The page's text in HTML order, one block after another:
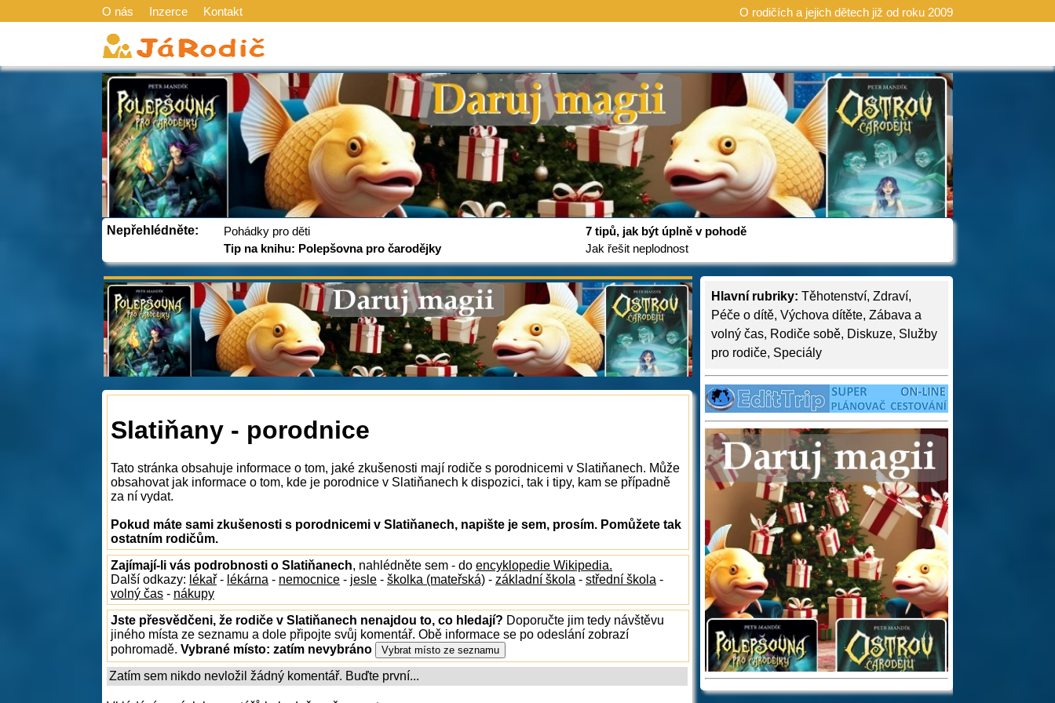
O nás Inzerce Kontakt O rodičích a jejich dětech již od roku 2009
Nepřehlédněte:
Pohádky pro děti
Tip na knihu: Polepšovna pro čarodějky
7 tipů, jak být úplně v pohodě
Jak řešit neplodnost
Hlavní rubriky: Těhotenství, Zdraví,
Péče o dítě, Výchova dítěte, Zábava a
volný čas, Rodiče sobě, Diskuze, Služby
pro rodiče, Speciály
Slatiňany - porodnice
Tato stránka obsahuje informace o tom, jaké zkušenosti mají rodiče s porodnicemi v Slatiňanech. Může
obsahovat jak informace o tom, kde je porodnice v Slatiňanech k dispozici, tak i tipy, kam se případně
za ní vydat.
Pokud máte sami zkušenosti s porodnicemi v Slatiňanech, napište je sem, prosím. Pomůžete tak
ostatním rodičům.
Zajímají-li vás podrobnosti o Slatiňanech, nahlédněte sem - do encyklopedie Wikipedia.
Další odkazy: lékař - lékárna - nemocnice - jesle - školka (mateřská) - základní škola - střední škola -
volný čas - nákupy
Jste přesvědčeni, že rodiče v Slatiňanech nenajdou to, co hledají? Doporučte jim tedy návštěvu
jiného místa ze seznamu a dole připojte svůj komentář. Obě informace se po odeslání zobrazí
pohromadě. Vybrané místo: zatím nevybráno
Zatím sem nikdo nevložil žádný komentář. Buďte první...